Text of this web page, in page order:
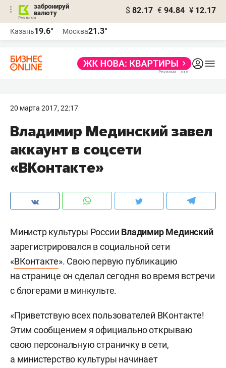
забронируй
валюту
$ 82.17 € 94.84 ¥ 12.17
Казань19.6° Москва21.3°
20 марта 2017, 22:17
Владимир Мединский завел
аккаунт в соцсети
«ВКонтакте»
Министр культуры России Владимир Мединский
зарегистрировался в социальной сети
«ВКонтакте». Свою первую публикацию
на странице он сделал сегодня во время встречи
с блогерами в минкульте.
«Приветствую всех пользователей ВКонтакте!
Этим сообщением я официально открываю
свою персональную страничку в сети,
а министерство культуры начинает